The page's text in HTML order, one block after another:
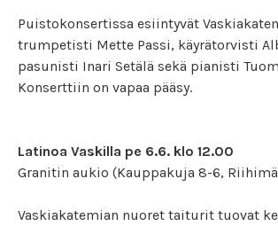
Puistokonsertissa esiintyvät
trumpetisti Mette Passi, käyrätorvisti
pasunisti Inari Setälä sekä pianisti
Konserttiin on vapaa pääsy.
Latinoa Vaskilla pe 6.6. klo 12.00
Granitin aukio (Kauppakuja 8-6,
Vaskiakatemian nuoret taiturit tuovat